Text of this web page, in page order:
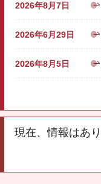
2026年8月7日
2026年6月29日
2026年8月5日
現在、情報はあり